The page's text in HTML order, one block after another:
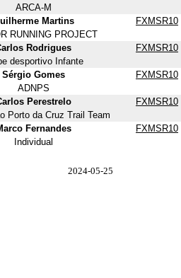
ARCA-M
Martins
FXMSR10
RUNNING PROJECT
Rodrigues
FXMSR10
desportivo Infante
Sérgio Gomes
FXMSR10
ADNPS
Perestrelo
FXMSR10
Porto da Cruz Trail Team
Fernandes
FXMSR10
Individual
2024-05-25